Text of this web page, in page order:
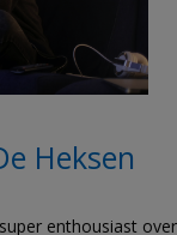
Heksen
enthousiast over